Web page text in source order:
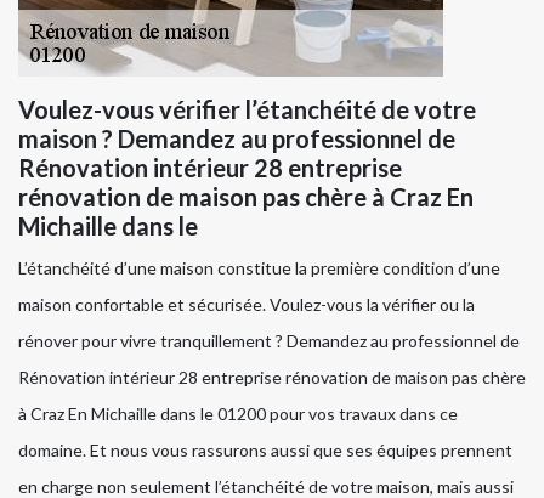
Voulez-vous vérifier l’étanchéité de votre
maison ? Demandez au professionnel de
Rénovation intérieur 28 entreprise
rénovation de maison pas chère à Craz En
Michaille dans le
L’étanchéité d’une maison constitue la première condition d’une
maison confortable et sécurisée. Voulez-vous la vérifier ou la
rénover pour vivre tranquillement ? Demandez au professionnel de
Rénovation intérieur 28 entreprise rénovation de maison pas chère
à Craz En Michaille dans le 01200 pour vos travaux dans ce
domaine. Et nous vous rassurons aussi que ses équipes prennent
en charge non seulement l’étanchéité de votre maison, mais aussi